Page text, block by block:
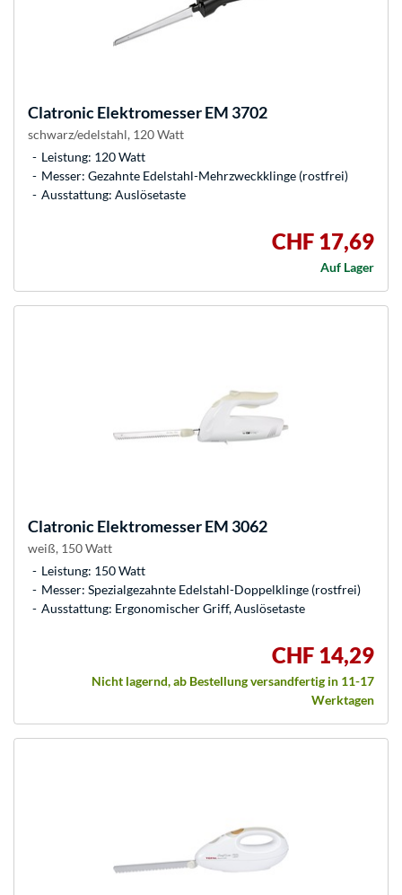
ClatronicElektromesser EM 3702
schwarz/edelstahl, 120 Watt
Leistung: 120 Watt
Messer: Gezahnte Edelstahl-Mehrzweckklinge (rostfrei)
Ausstattung: Auslösetaste
CHF 17,69
Auf Lager
ClatronicElektromesser EM 3062
weiß, 150 Watt
Leistung: 150 Watt
Messer: Spezialgezahnte Edelstahl-Doppelklinge (rostfrei)
Ausstattung: Ergonomischer Griff, Auslösetaste
CHF 14,29
Nicht lagernd, ab Bestellung versandfertig in 11-17
Werktagen